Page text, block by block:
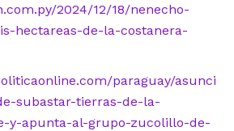
2024/12/18/nenecho-
hectareas-de-la-costanera-
paraguay/asunci
subastar-tierras-de-la-
y-apunta-al-grupo-zucolillo-de-